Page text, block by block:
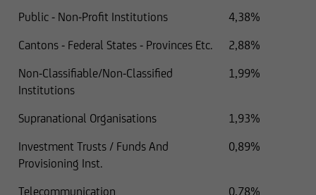
Public - Non-Profit Institutions
4,38%
Cantons - Federal States - Provinces Etc.
2,88%
Non-Classifiable/Non-Classified
Institutions
1,99%
Supranational Organisations
1,93%
Investment Trusts / Funds And
Provisioning Inst.
0,89%
Telecommunication
0,78%
servizi finanziari contenute nel presente sito
Web sono state verificate esclusivamente in
termini di conformità al diritto lussemburghese.
In alcune giurisdizioni straniere, la distribuzione
di questo tipo di informazioni può essere
soggetta, in talune circostanze, a restrizioni